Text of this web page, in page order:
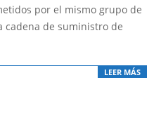
por el mismo grupo de
cadena de suministro de
LEER MÁS